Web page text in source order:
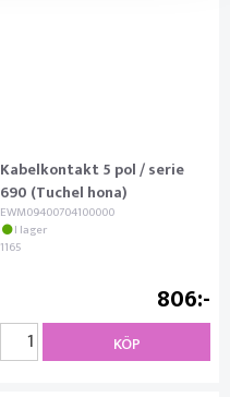
Kabelkontakt 5 pol / serie
690 (Tuchel hona)
EWM09400704100000
I lager
1165
806
KÖP